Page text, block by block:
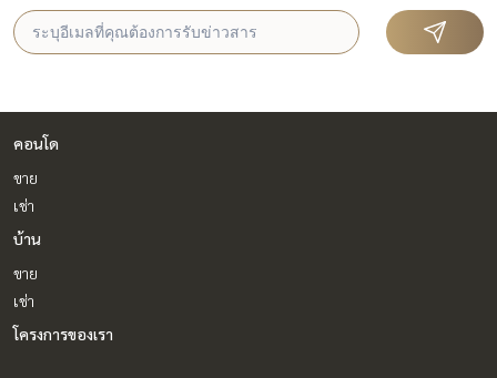
คอนโด
ขาย
เช่า
บ้าน
ขาย
เช่า
โครงการของเรา